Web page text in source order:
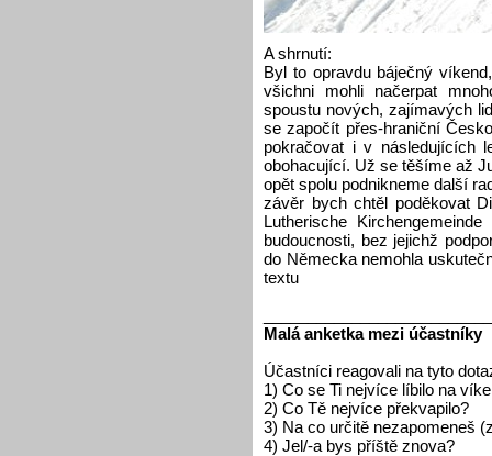
A shrnutí:
Byl to opravdu báječný
všichni mohli načerpat
spoustu nových, zajímavých
se započít přes-hraniční
pokračovat i v následujících
obohacující. Už se těšíme až
opět spolu podnikneme další
závěr bych chtěl poděkovat
Lutherische
budoucnosti, bez jejichž
do Německa nemohla
textu
Malá anketka mezi účastníky
Účastníci reagovali na tyto
1) Co se Ti nejvíce líbilo na
2) Co Tě nejvíce překvapilo?
3) Na co určitě nezapomeneš
4) Jel/-a bys příště znova?